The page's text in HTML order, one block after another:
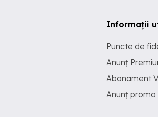
Informații
Puncte de
Anunț
Abonament
Anunț promo